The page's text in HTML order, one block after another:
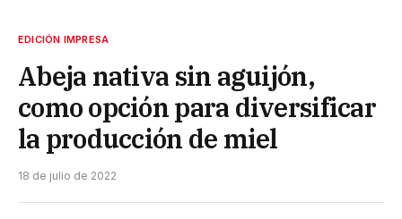
EDICIÓN IMPRESA
Abeja nativa sin aguijón,
como opción para diversificar
la producción de miel
18 de julio de 2022